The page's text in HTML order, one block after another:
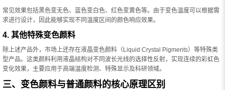
常见效果包括黑色变无色、蓝色变白色、红色变黄色等。由于变色温度可以根据需
求进行设计，因此能够实现不同温度区间的颜色响应效果。
4. 其他特殊变色颜料
除上述产品外，市场上还存在液晶变色颜料（Liquid Crystal Pigments）等特殊类
型产品。这类颜料利用液晶结构对不同波长光线的选择性反射，实现连续的彩虹色
变化效果，主要应用于高端温度检测、特殊显示及科研领域。
三、变色颜料与普通颜料的核心原理区别